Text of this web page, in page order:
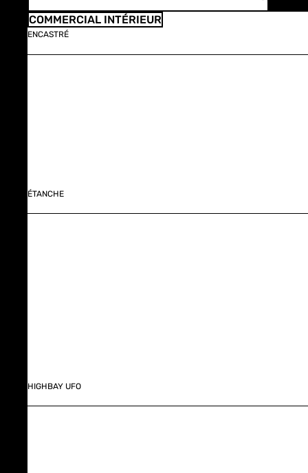
COMMERCIAL INTÉRIEUR
ENCASTRÉ
ÉTANCHE
HIGHBAY UFO